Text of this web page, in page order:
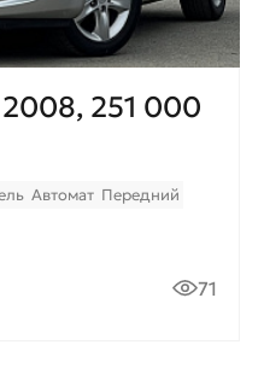
2008, 251 000
Автомат Передний
71